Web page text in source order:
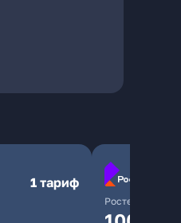
1 тариф
Ростелеком